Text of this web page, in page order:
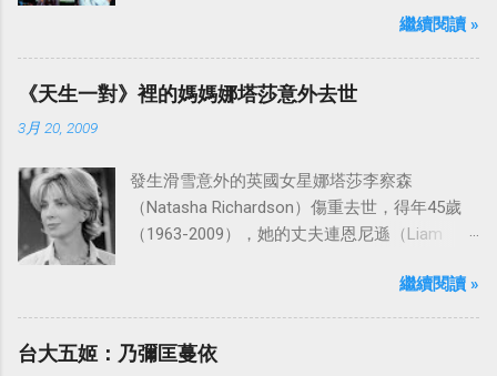
「愛之船」（The Love Boat），這部影集最早
是在1977年9月24日至1986年5月24日於美國
ABC頻道首播，共播出了249集。 令人懷念的愛
之船旋律：
繼續閱讀 »
《天生一對》裡的媽媽娜塔莎意外去世
3月 20, 2009
發生滑雪意外的英國女星娜塔莎李察森
（Natasha Richardson）傷重去世，得年45歲
（1963-2009），她的丈夫連恩尼遜（Liam
到傷心，希望外界給他們空間撫平傷痛。繼續閱讀 »
台大五姬：乃彌匡蔓依